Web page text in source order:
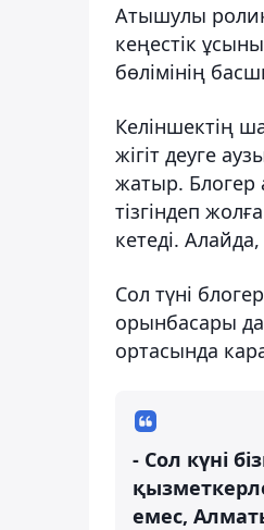
Атышулы
кеңестік
бөлімінің
Келіншектің
жігіт деуге
жатыр. Блогер
тізгіндеп
кетеді.
Сол түні
орынбасары да
ортасында
- Сол күні
емес,